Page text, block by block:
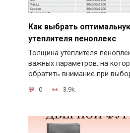
Как выбрать
утеплителя пеноплекс
Толщина утеплителя
важных параметров, на
обратить внимание при
0 3.9k.